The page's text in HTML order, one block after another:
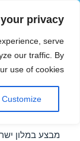
privacy
serve
our traffic. By
use of cookies.
Customize
הוטצימר
חופשה
קלאב – אילת
מבצע במלון